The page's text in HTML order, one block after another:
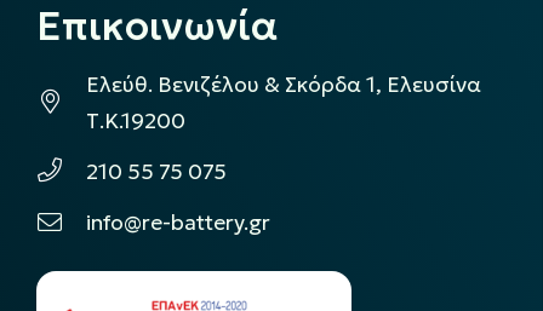
Επικοινωνία
Ελεύθ. Βενιζέλου & Σκόρδα 1, Ελευσίνα
Τ.Κ.19200
210 55 75 075
info@re-battery.gr